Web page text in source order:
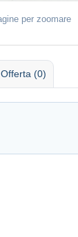
per zoomare
Offerta (0)